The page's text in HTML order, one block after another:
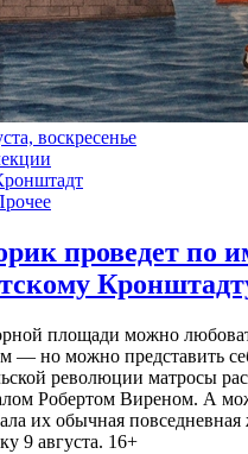
воскресенье
проведет по
площади можно
— но можно представить
революции матросы
Робертом Виреном. А
их обычная
9 августа. 16+